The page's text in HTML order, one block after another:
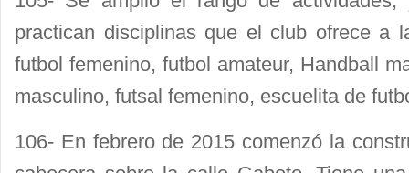
practican disciplinas que el club ofrece a
futbol femenino, futbol amateur, Handball
masculino, futsal femenino, escuelita de
106- En febrero de 2015 comenzó la